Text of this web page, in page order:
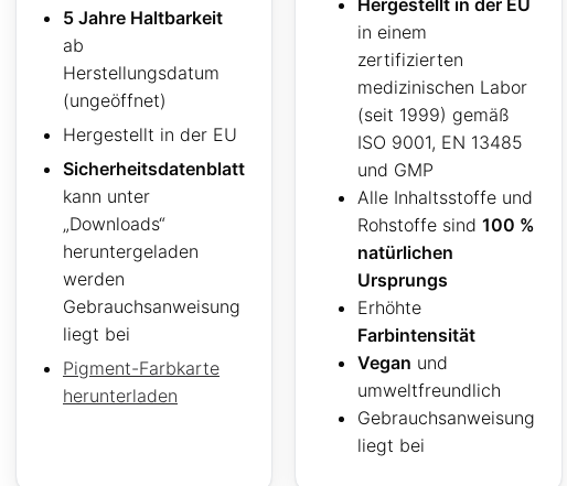
5 Jahre Haltbarkeit
ab
Herstellungsdatum
(ungeöffnet)
Hergestellt in der EU
Sicherheitsdatenblatt
kann unter
„Downloads“
heruntergeladen
werden
Gebrauchsanweisung
liegt bei
Pigment-Farbkarte
herunterladen
Hergestellt in der EU
in einem
zertifizierten
medizinischen Labor
(seit 1999) gemäß
ISO 9001, EN 13485
und GMP
Alle Inhaltsstoffe und
Rohstoffe sind 100 %
natürlichen
Ursprungs
Erhöhte
Farbintensität
Vegan und
umweltfreundlich
Gebrauchsanweisung
liegt bei